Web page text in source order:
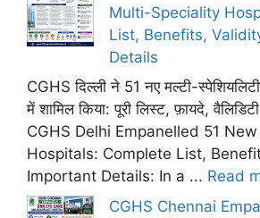
Multi-Speciality
List, Benefits,
Details
CGHS दिल्ली ने 51 नए मल्टी-
में शामिल किया: पूरी लिस्ट, फ़ायदे,
CGHS Delhi Empanelled 51
Hospitals: Complete List,
Important Details: In a ... Read
CGHS Chennai